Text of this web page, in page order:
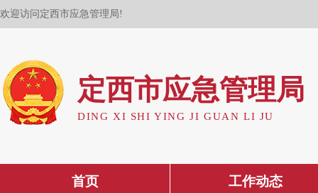
欢迎访问定西市应急管理局!
定西市应急管理局
DING XI SHI YING JI GUAN LI JU
首页 工作动态